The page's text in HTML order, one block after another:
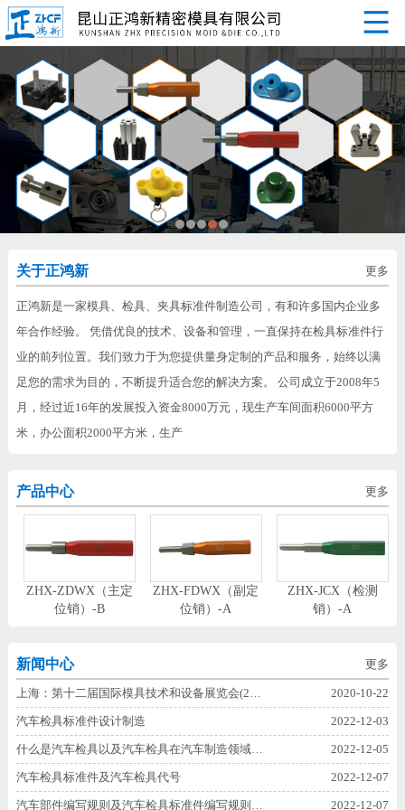
关于正鸿新 更多
正鸿新是一家模具、检具、夹具标准件制造公司，有和许多国内企业多
年合作经验。 凭借优良的技术、设备和管理，一直保持在检具标准件行
业的前列位置。我们致力于为您提供量身定制的产品和服务，始终以满
足您的需求为目的，不断提升适合您的解决方案。 公司成立于2008年5
月，经过近16年的发展投入资金8000万元，现生产车间面积6000平方
米，办公面积2000平方米，生产
产品中心 更多
ZHX-ZDWX（主定
位销）-B
ZHX-FDWX（副定
位销）-A
ZHX-JCX（检测
销）-A
新闻中心 更多
上海：第十二届国际模具技术和设备展览会(2… 2020-10-22
汽车检具标准件设计制造 2022-12-03
什么是汽车检具以及汽车检具在汽车制造领域… 2022-12-05
汽车检具标准件及汽车检具代号 2022-12-07
汽车部件编写规则及汽车检具标准件编写规则… 2022-12-07